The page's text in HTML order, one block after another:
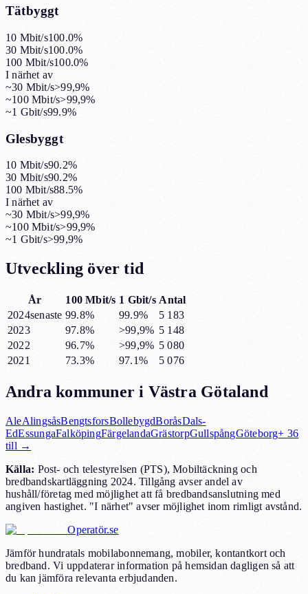
Tätbyggt
10 Mbit/s100.0%
30 Mbit/s100.0%
100 Mbit/s100.0%
I närhet av
~30 Mbit/s>99,9%
~100 Mbit/s>99,9%
~1 Gbit/s99.9%
Glesbyggt
10 Mbit/s90.2%
30 Mbit/s90.2%
100 Mbit/s88.5%
I närhet av
~30 Mbit/s>99,9%
~100 Mbit/s>99,9%
~1 Gbit/s>99,9%
Utveckling över tid
År 100 Mbit/s 1 Gbit/s Antal
2024senaste 99.8% 99.9%
5 183
2023
97.8% >99,9% 5 148
2022
96.7% >99,9% 5 080
2021
73.3% 97.1% 5 076
Andra kommuner i Västra Götaland
AleAlingsåsBengtsforsBollebygdBoråsDals-
EdEssungaFalköpingFärgelandaGrästorpGullspångGöteborg+ 36
till →
Källa: Post- och telestyrelsen (PTS), Mobiltäckning och
bredbandskartläggning 2024. Tillgång avser andel av
hushåll/företag med möjlighet att få bredbandsanslutning med
angiven hastighet. "I närhet" avser möjlighet inom rimligt avstånd.
Operatör.se
Jämför hundratals mobilabonnemang, mobiler, kontantkort och
bredband. Vi uppdaterar information på hemsidan dagligen så att
du kan jämföra relevanta erbjudanden.